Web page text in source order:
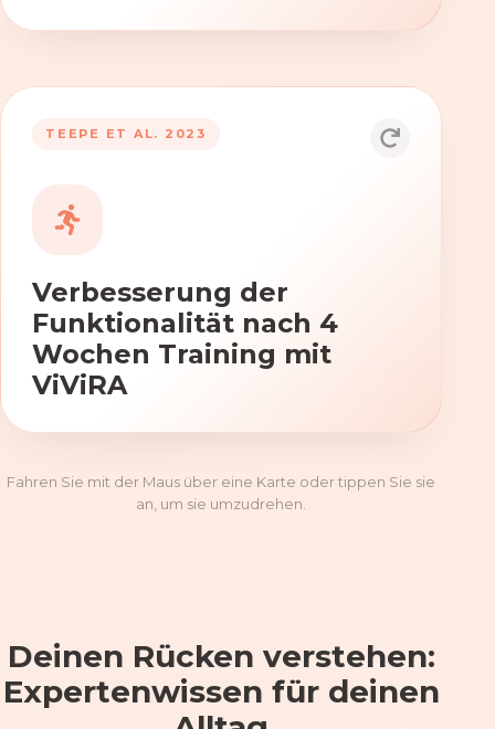
TEEPE ET AL. 2023
Verbesserung der
Funktionalität nach 4
Wochen Training mit
ViViRA
Durch die Anwendung von ViViRA
Beweglichkeit und Koordination nach
Fahren Sie mit der Maus über eine Karte oder tippen Sie sie
an, um sie umzudrehen.
Deinen Rücken verstehen:
Expertenwissen für deinen